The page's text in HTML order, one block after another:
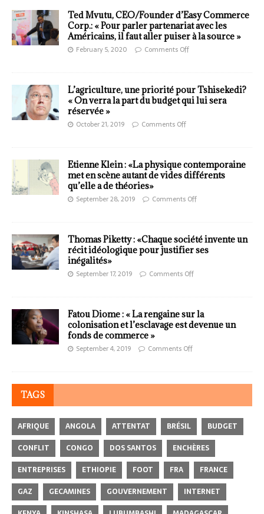
Ted Mvutu, CEO/Founder d’Easy Commerce
Corp.: « Pour parler partenariat avec les
Américains, il faut aller puiser à la source »
February 5, 2020 Comments Off
L’agriculture, une priorité pour Tshisekedi?
« On verra la part du budget qui lui sera
réservée »
October 21, 2019 Comments Off
Etienne Klein : «La physique contemporaine
met en scène autant de vides différents
qu’elle a de théories»
September 28, 2019 Comments Off
Thomas Piketty : «Chaque société invente un
récit idéologique pour justifier ses
inégalités»
September 17, 2019 Comments Off
Fatou Diome : « La rengaine sur la
colonisation et l’esclavage est devenue un
fonds de commerce »
September 4, 2019 Comments Off
TAGS
AFRIQUE ANGOLA ATTENTAT BRÉSIL
BUDGET
CONFLIT
CONGO DOS SANTOS
ENCHÈRES
ENTREPRISES
ETHIOPIE FOOT FRA
FRANCE
GAZ
GECAMINES GOUVERNEMENT
INTERNET